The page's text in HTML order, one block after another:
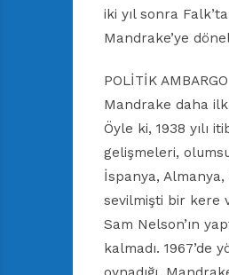
iki yıl sonra
Mandrake’ye
POLİTİK AMBARGO
Mandrake daha
Öyle ki, 1938 yılı
gelişmeleri,
İspanya, Almanya,
sevilmişti bir kere
Sam Nelson’ın
kalmadı. 1967’de